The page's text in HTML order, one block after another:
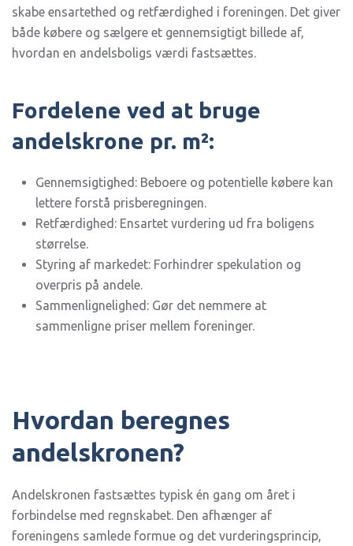
skabe ensartethed og retfærdighed i foreningen. Det giver
både købere og sælgere et gennemsigtigt billede af,
hvordan en andelsboligs værdi fastsættes.
Fordelene ved at bruge
andelskrone pr. m²:
Gennemsigtighed: Beboere og potentielle købere kan
lettere forstå prisberegningen.
Retfærdighed: Ensartet vurdering ud fra boligens
størrelse.
Styring af markedet: Forhindrer spekulation og
overpris på andele.
Sammenlignelighed: Gør det nemmere at
sammenligne priser mellem foreninger.
Hvordan beregnes
andelskronen?
Andelskronen fastsættes typisk én gang om året i
forbindelse med regnskabet. Den afhænger af
foreningens samlede formue og det vurderingsprincip,